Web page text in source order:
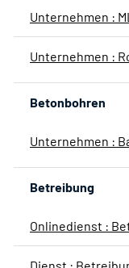
Unternehmen :
Unternehmen :
Betonbohren
Unternehmen :
Betreibung
Onlinedienst :